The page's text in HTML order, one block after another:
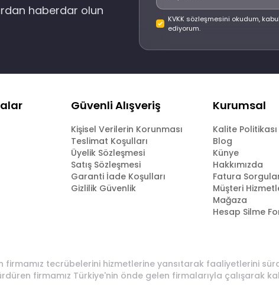
haberdar olun
KVKK sözleşmesini okudum, kabul
ediyorum.
Güvenli Alışveriş
Kişisel Verilerin Korunması
Teslimat Koşulları
Üyelik Sözleşmesi
Satış Sözleşmesi
Garanti İade Koşulları
Gizlilik Güvenlik
Kurumsal
Kalite Politikası
Blog
Künye
Hakkımızda
Fatura
Müşteri
Mağaza
Hesap Silme
firmamız tecrübelerini hizmetlerine yansıtarak faaliyetlerini
firmamız Türkiye'nin önde gelen firmalarıyla çalışarak